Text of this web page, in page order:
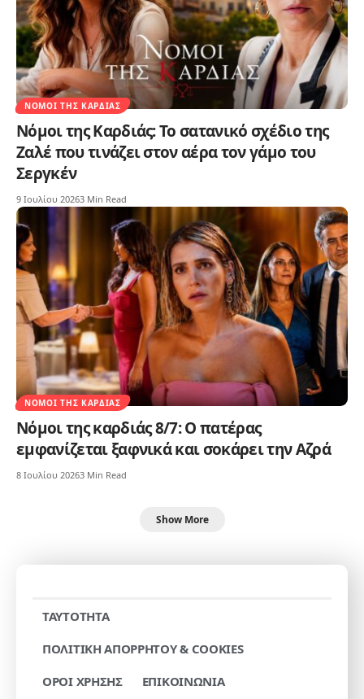
ΝΌΜΟΙ ΤΗΣ ΚΑΡΔΙΆΣ
Νόμοι της Καρδιάς: Το σατανικό σχέδιο της
Ζαλέ που τινάζει στον αέρα τον γάμο του
Σεργκέν
9 Ιουλίου 20263 Min Read
ΝΌΜΟΙ ΤΗΣ ΚΑΡΔΙΆΣ
Νόμοι της καρδιάς 8/7: Ο πατέρας
εμφανίζεται ξαφνικά και σοκάρει την Αζρά
8 Ιουλίου 20263 Min Read
Show More
TAYTOTHTA
ΠΟΛΙΤΙΚΗ ΑΠΟΡΡΗΤΟΥ & COOKIES
ΟΡΟΙ ΧΡΗΣΗΣ
ΕΠΙΚΟΙΝΩΝΙΑ